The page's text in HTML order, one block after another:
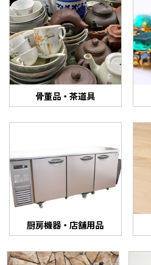
骨董品・茶道具
厨房機器・店舗用品